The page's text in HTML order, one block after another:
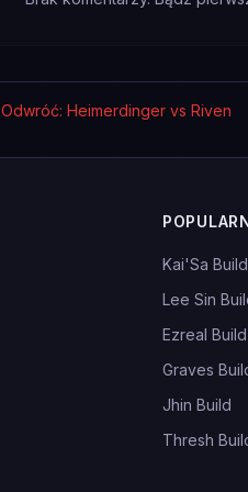
Odwróć: Heimerdinger vs Riven
Kai'Sa Build
Lee Sin
Ezreal Build
Graves
Jhin Build
Thresh